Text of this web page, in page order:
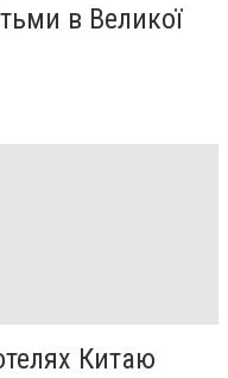
в Великої
Китаю